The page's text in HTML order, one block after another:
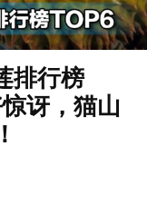
排行榜
讶，猫山